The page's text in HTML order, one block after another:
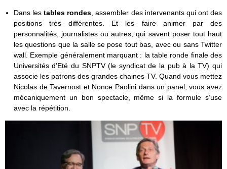
Dans lestables rondes, assembler des intervenants qui ont des
positions très différentes. Et les faire animer par des
personnalités, journalistes ou autres, qui savent poser tout haut
les questions que la salle se pose tout bas, avec ou sans Twitter
wall. Exemple généralement marquant : la table ronde finale des
Universités d’Eté du SNPTV (le syndicat de la pub à la TV) qui
associe les patrons des grandes chaines TV. Quand vous mettez
Nicolas de Tavernost et Nonce Paolini dans un panel, vous avez
mécaniquement un bon spectacle, même si la formule s’use
avec la répétition.